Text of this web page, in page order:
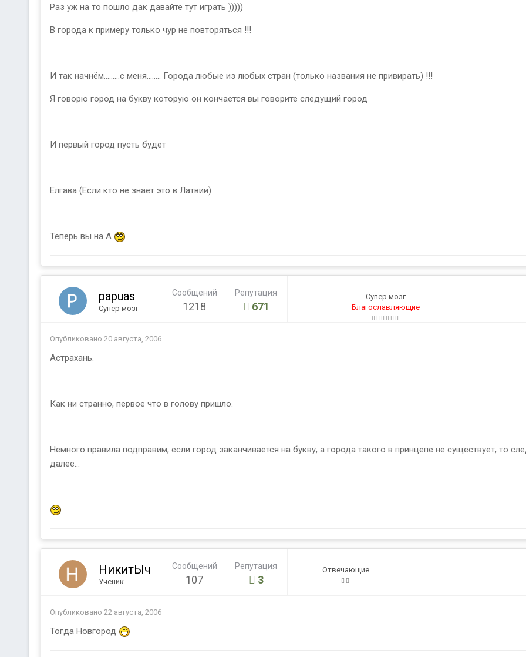
Раз уж на то пошло дак давайте тут играть )))))
В города к примеру только чур не повторяться !!!
И так начнём.........с меня........ Города любые из любых стран (только названия не привирать) !!!
Я говорю город на букву которую он кончается вы говорите следущий город
И первый город пусть будет
Елгава (Если кто не знает это в Латвии)
Теперь вы на А
papuas
Супер мозг
Сообщений
1218
Репутация
671
Супер мозг
Благославляющие
Опубликовано 20 августа, 2006
Астрахань.
Как ни странно, первое что в голову пришло.
Немного правила подправим, если город заканчивается на букву, а города такого в принцепе не существует, то
далее...
НикитЫч
Ученик
Сообщений
107
Репутация
3
Отвечающие
Опубликовано 22 августа, 2006
Тогда Новгород